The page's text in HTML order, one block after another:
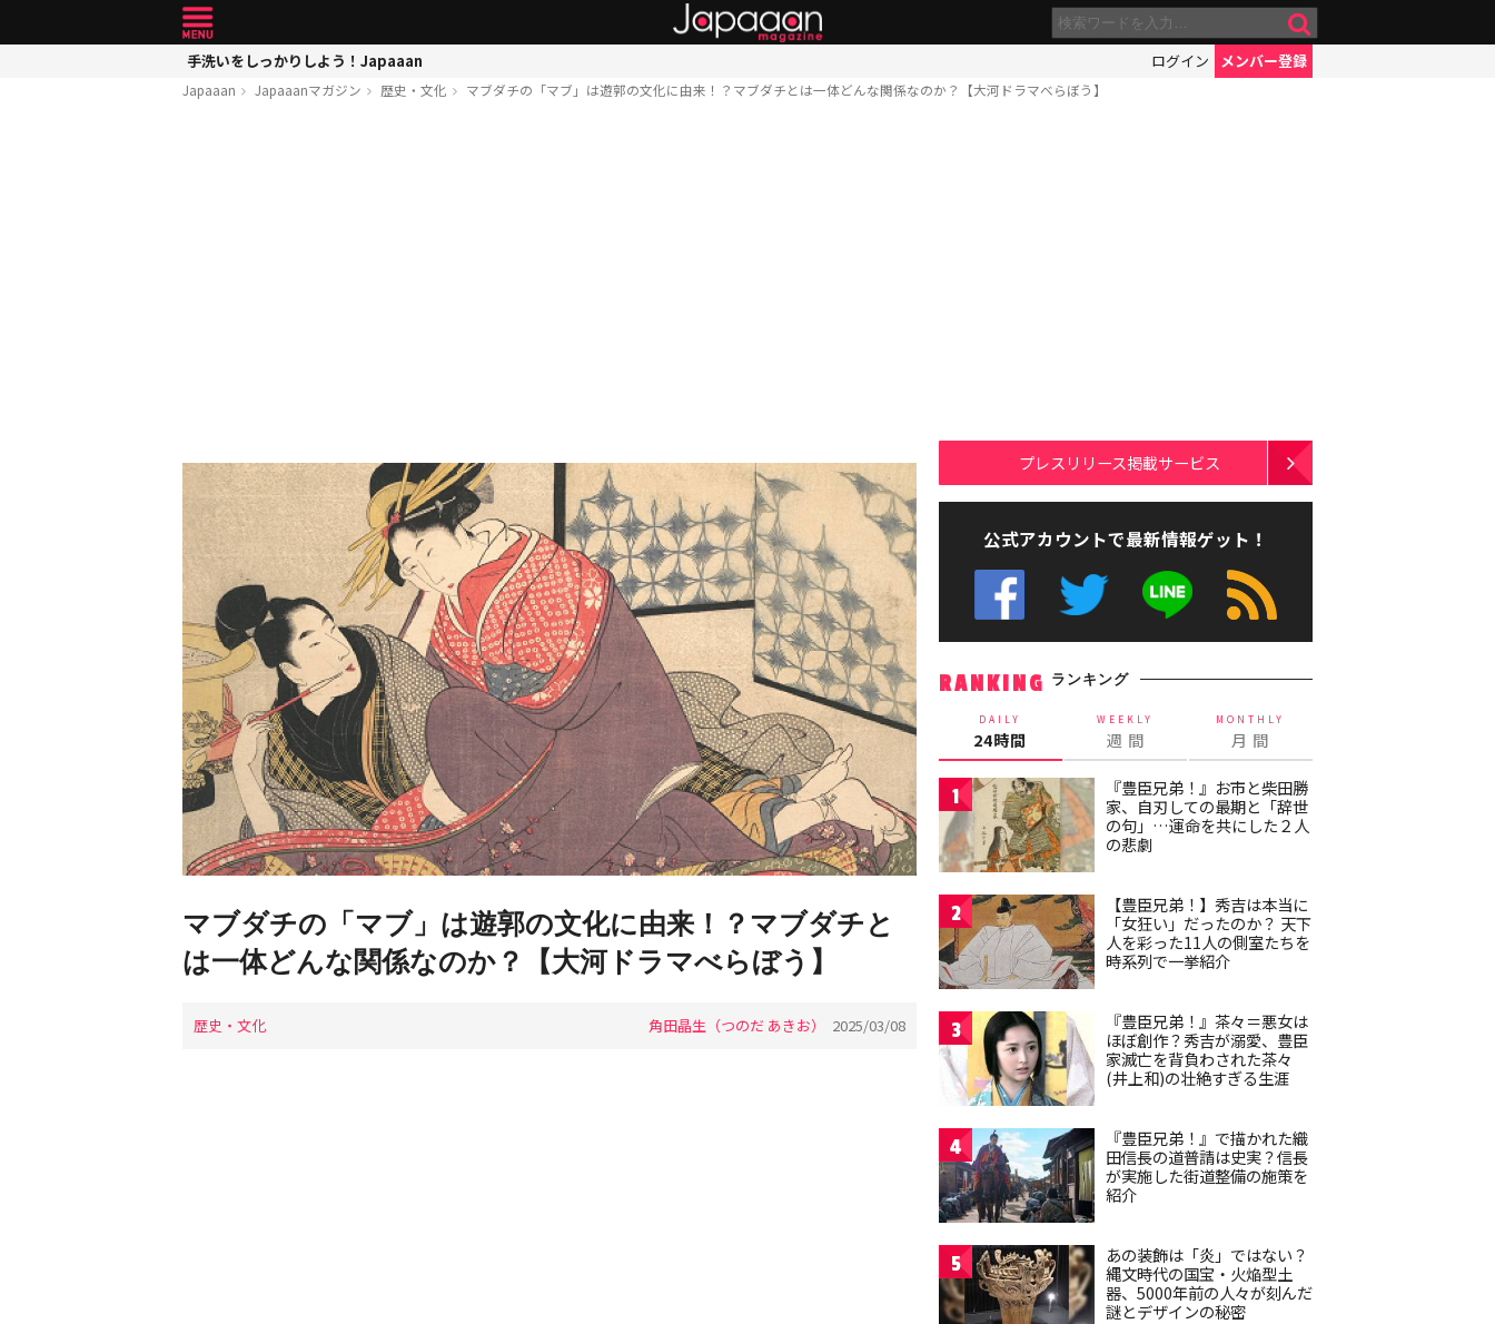
手洗いをしっかりしよう！Japaaan ログイン メンバー登録
Japaaan Japaaanマガジン 歴史・文化 マブダチの「マブ」は遊郭の文化に由来！？マブダチとは一体どんな関係なのか？【大河ドラマべらぼう】
マブダチの「マブ」は遊郭の文化に由来！？マブダチと
は一体どんな関係なのか？【大河ドラマべらぼう】
歴史・文化 角田晶生（つのだ あきお） 2025/03/08
プレスリリース掲載サービス
公式アカウントで最新情報ゲット！
RANKING ランキング
DAILY
24時間
WEEKLY
週 間
MONTHLY
月 間
1
『豊臣兄弟！』お市と柴田勝
家、自刃しての最期と「辞世
の句」…運命を共にした２人
の悲劇
2
【豊臣兄弟！】秀吉は本当に
「女狂い」だったのか？ 天下
人を彩った11人の側室たちを
時系列で一挙紹介
3
『豊臣兄弟！』茶々＝悪女は
ほぼ創作？秀吉が溺愛、豊臣
家滅亡を背負わされた茶々
(井上和)の壮絶すぎる生涯
4
『豊臣兄弟！』で描かれた織
田信長の道普請は史実？信長
が実施した街道整備の施策を
紹介
5
あの装飾は「炎」ではない？
縄文時代の国宝・火焔型土
器、5000年前の人々が刻んだ
謎とデザインの秘密